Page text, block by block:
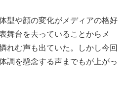
型や顔の変化がメディアの格好
舞台を去っていることからメ
れむ声も出ていた。しかし今回
調を懸念する声までもが上がっ